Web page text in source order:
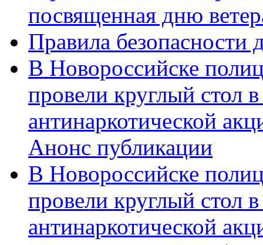
посвященная дню
Правила безопасности
В Новороссийске
провели круглый стол
антинаркотической
Анонс публикации
В Новороссийске
провели круглый стол
антинаркотической